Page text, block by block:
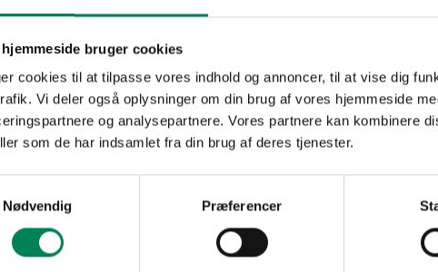
hjemmeside bruger cookies
cookies til at tilpasse vores indhold og annoncer, til at vise dig
Vi deler også oplysninger om din brug af vores hjemmeside
og analysepartnere. Vores partnere kan kombinere
som de har indsamlet fra din brug af deres tjenester.
Nødvendig
Præferencer
Familie
Navn
Populærnavn
Vanding